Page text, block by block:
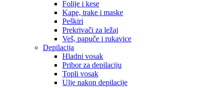
Folije i kese
Kape, trake i maske
Peškiri
Prekrivači za ležaj
Veš, papuče i rukavice
Depilacija
Hladni vosak
Pribor za depilaciju
Topli vosak
Ulje nakon depilacije